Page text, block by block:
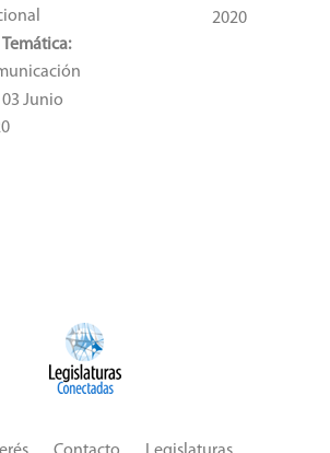
Temática:
03 Junio
2020